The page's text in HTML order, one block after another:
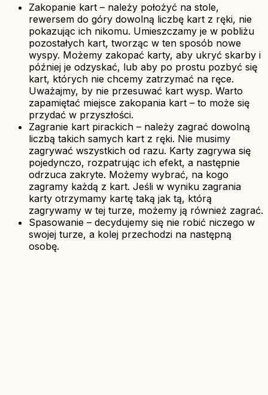
Zakopanie kart – należy położyć na stole,
rewersem do góry dowolną liczbę kart z ręki, nie
pokazując ich nikomu. Umieszczamy je w pobliżu
pozostałych kart, tworząc w ten sposób nowe
wyspy. Możemy zakopać karty, aby ukryć skarby i
później je odzyskać, lub aby po prostu pozbyć się
kart, których nie chcemy zatrzymać na ręce.
Uważajmy, by nie przesuwać kart wysp. Warto
zapamiętać miejsce zakopania kart – to może się
przydać w przyszłości.
Zagranie kart pirackich – należy zagrać dowolną
liczbą takich samych kart z ręki. Nie musimy
zagrywać wszystkich od razu. Karty zagrywa się
pojedynczo, rozpatrując ich efekt, a następnie
odrzuca zakryte. Możemy wybrać, na kogo
zagramy każdą z kart. Jeśli w wyniku zagrania
karty otrzymamy kartę taką jak tą, którą
zagrywamy w tej turze, możemy ją również zagrać.
Spasowanie – decydujemy się nie robić niczego w
swojej turze, a kolej przechodzi na następną
osobę.